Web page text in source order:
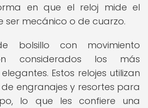
en que el reloj mide el
ser mecánico o de cuarzo.
bolsillo con movimiento
considerados los más
Estos relojes utilizan
engranajes y resortes para
lo que les confiere una